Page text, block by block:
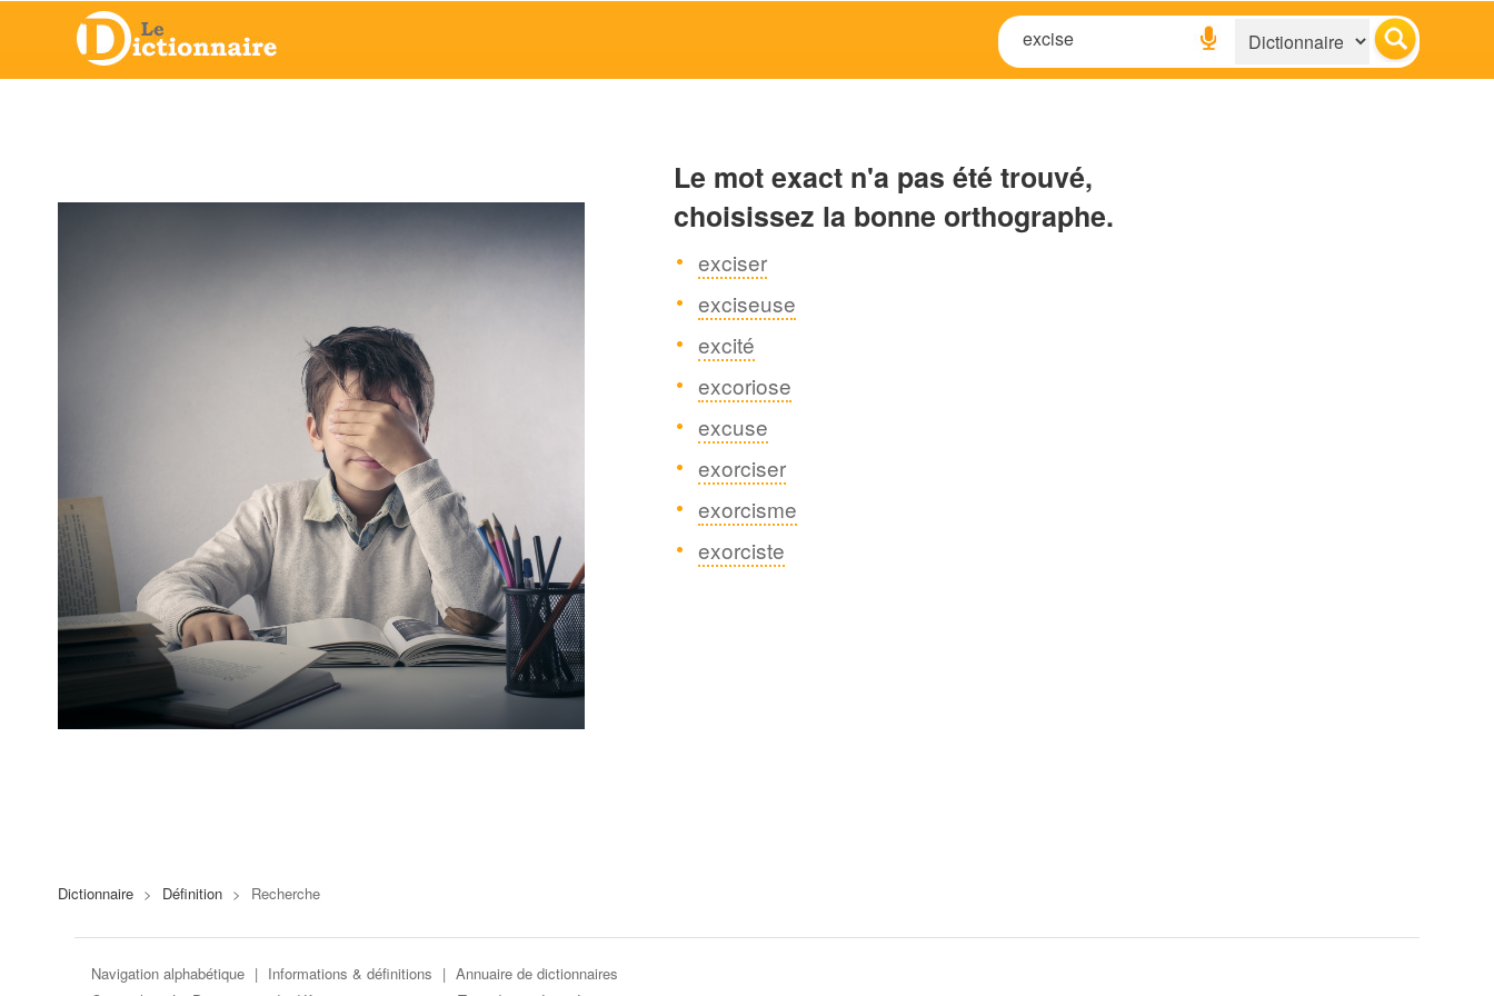
Le mot exact n'a pas été trouvé,
choisissez la bonne orthographe.
exciser
exciseuse
excité
excoriose
excuse
exorciser
exorcisme
exorciste
Dictionnaire > Définition > Recherche
Navigation alphabétique | Informations & définitions | Annuaire de dictionnaires